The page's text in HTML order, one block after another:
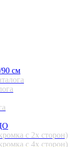
90 см
с 2х сторон)
с 4х сторон)